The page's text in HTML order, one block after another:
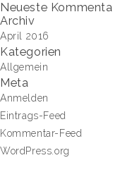
Neueste
Archiv
April 2016
Kategorien
Allgemein
Meta
Anmelden
Eintrags-Feed
Kommentar-Feed
WordPress.org